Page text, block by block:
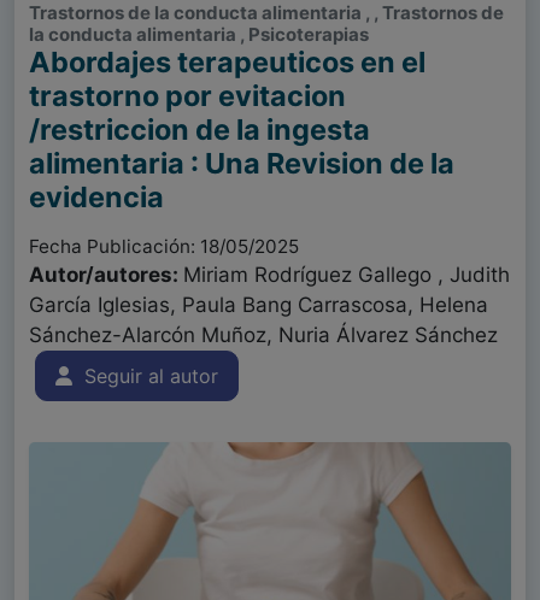
Trastornos de la conducta alimentaria , , Trastornos de
la conducta alimentaria , Psicoterapias
Abordajes terapeuticos en el
trastorno por evitacion
/restriccion de la ingesta
alimentaria : Una Revision de la
evidencia
Fecha Publicación: 18/05/2025
Autor/autores: Miriam Rodríguez Gallego , Judith
García Iglesias, Paula Bang Carrascosa, Helena
Sánchez-Alarcón Muñoz, Nuria Álvarez Sánchez
Seguir al autor